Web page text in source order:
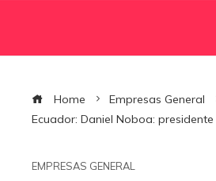
Home
Empresas General
Ecuador: Daniel Noboa:
EMPRESAS GENERAL